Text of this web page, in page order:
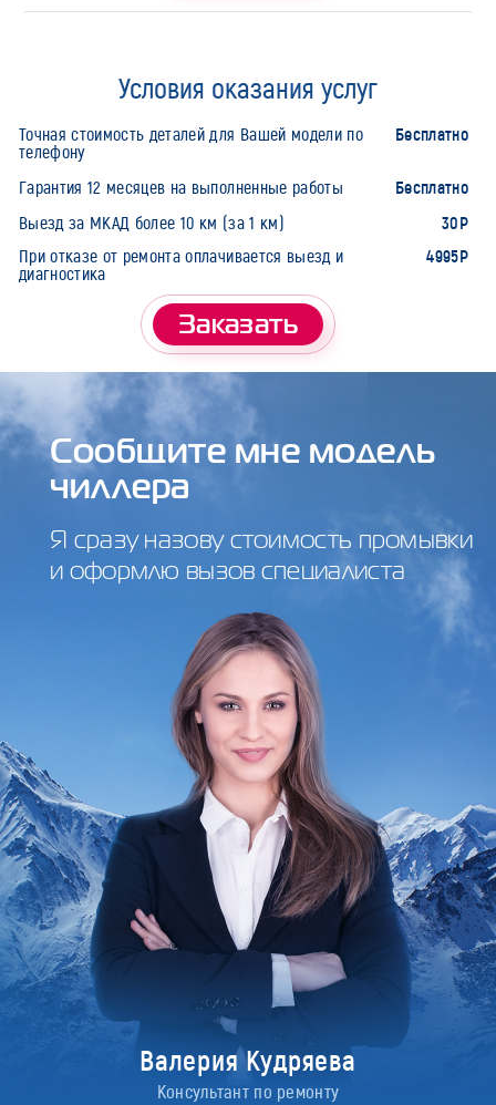
Условия оказания услуг
Точная стоимость деталей для Вашей модели по
телефону
Бесплатно
Гарантия 12 месяцев на выполненные работы Бесплатно
Выезд за МКАД более 10 км (за 1 км) 30Р
При отказе от ремонта оплачивается выезд и
диагностика
4995Р
Заказать
Сообщите мне модель
чиллера
Я сразу назову стоимость промывки
и оформлю вызов специалиста
Валерия Кудряева
Консультант по ремонту